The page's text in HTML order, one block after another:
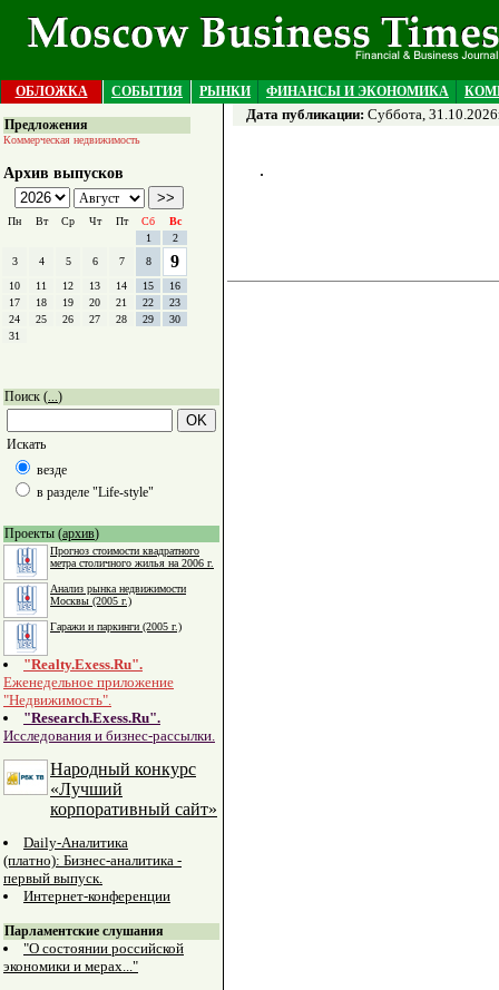
ОБЛОЖКА СОБЫТИЯ РЫНКИ ФИНАНСЫ И ЭКОНОМИКА
Предложения
Коммерческая недвижимость
Архив выпусков
Пн Вт Ср Чт Пт Сб
Вс
1
2
3
4 5 6 7 8 9
10 11 12 13 14 15
16
17
18 19 20 21 22
23
24
25 26 27 28 29
30
31
Поиск ( )
Искать
везде
в разделе "Life-style"
Проекты (архив)
Прогноз стоимости квадратного
метра столичного жилья на 2006 г.
Анализ рынка недвижимости
Москвы (2005 г.)
Гаражи и паркинги (2005 г.)
"Realty.Exess.Ru".
Еженедельное приложение
"Недвижимость".
"Research.Exess.Ru".
Исследования и бизнес-рассылки.
Народный конкурс
«Лучший
корпоративный сайт»
Daily-Аналитика
(платно): Бизнес-аналитика -
первый выпуск.
Интернет-конференции
Парламентские слушания
"О состоянии российской
экономики и мерах..."
Дата публикации: Суббота,